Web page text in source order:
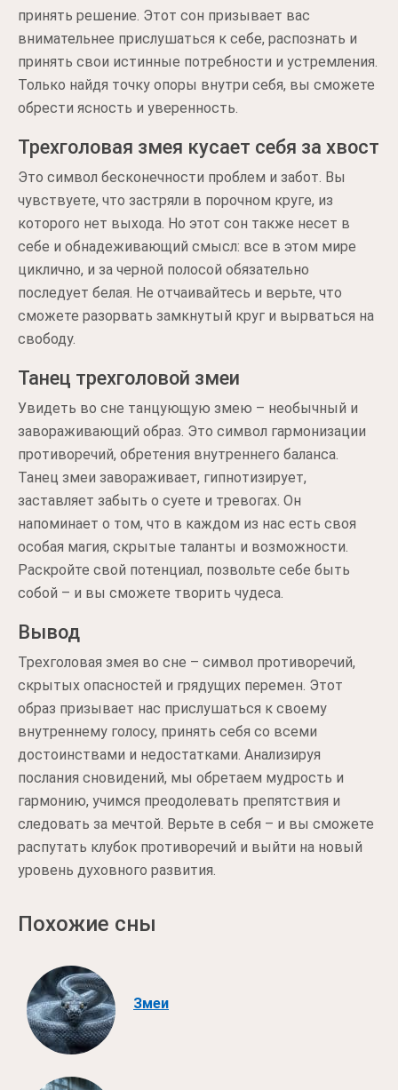
принять решение. Этот сон призывает вас
внимательнее прислушаться к себе, распознать и
принять свои истинные потребности и устремления.
Только найдя точку опоры внутри себя, вы сможете
обрести ясность и уверенность.
Трехголовая змея кусает себя за хвост
Это символ бесконечности проблем и забот. Вы
чувствуете, что застряли в порочном круге, из
которого нет выхода. Но этот сон также несет в
себе и обнадеживающий смысл: все в этом мире
циклично, и за черной полосой обязательно
последует белая. Не отчаивайтесь и верьте, что
сможете разорвать замкнутый круг и вырваться на
свободу.
Танец трехголовой змеи
Увидеть во сне танцующую змею – необычный и
завораживающий образ. Это символ гармонизации
противоречий, обретения внутреннего баланса.
Танец змеи завораживает, гипнотизирует,
заставляет забыть о суете и тревогах. Он
напоминает о том, что в каждом из нас есть своя
особая магия, скрытые таланты и возможности.
Раскройте свой потенциал, позвольте себе быть
собой – и вы сможете творить чудеса.
Вывод
Трехголовая змея во сне – символ противоречий,
скрытых опасностей и грядущих перемен. Этот
образ призывает нас прислушаться к своему
внутреннему голосу, принять себя со всеми
достоинствами и недостатками. Анализируя
послания сновидений, мы обретаем мудрость и
гармонию, учимся преодолевать препятствия и
следовать за мечтой. Верьте в себя – и вы сможете
распутать клубок противоречий и выйти на новый
уровень духовного развития.
Похожие сны
Змеи